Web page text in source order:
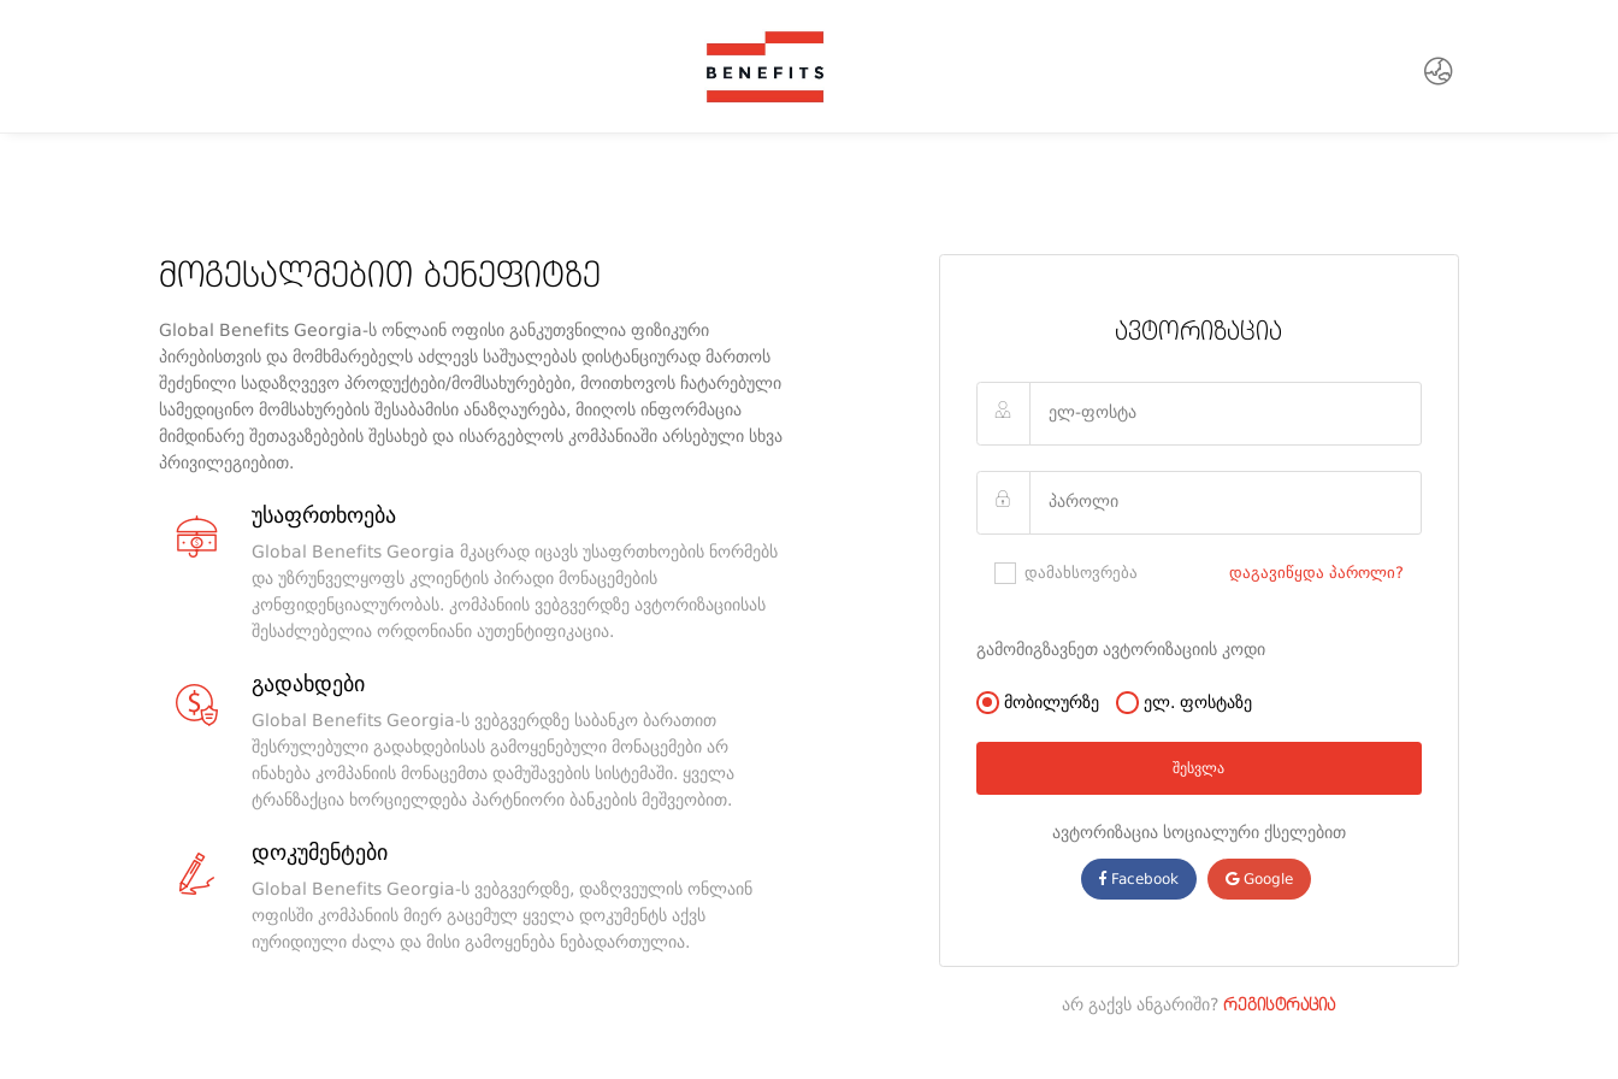
ᲐᲕᲢᲝᲠᲘᲖᲐᲪᲘᲐ
დამახსოვრება დაგავიწყდა პაროლი?
გამომიგზავნეთ ავტორიზაციის კოდი
მობილურზე ელ. ფოსტაზე
შესვლა
ავტორიზაცია სოციალური ქსელებით
Facebook Google
არ გაქვს ანგარიში?რეგისტრაცია
ᲛᲝᲒᲔᲡᲐᲚᲛᲔᲑᲘᲗ ᲑᲔᲜᲔᲤᲘᲢᲖᲔ
Global Benefits Georgia-ს ონლაინ ოფისი განკუთვნილია ფიზიკური
პირებისთვის და მომხმარებელს აძლევს საშუალებას დისტანციურად მართოს
შეძენილი სადაზღვევო პროდუქტები/მომსახურებები, მოითხოვოს ჩატარებული
სამედიცინო მომსახურების შესაბამისი ანაზღაურება, მიიღოს ინფორმაცია
მიმდინარე შეთავაზებების შესახებ და ისარგებლოს კომპანიაში არსებული სხვა
პრივილეგიებით.
უსაფრთხოება
Global Benefits Georgia მკაცრად იცავს უსაფრთხოების ნორმებს
და უზრუნველყოფს კლიენტის პირადი მონაცემების
კონფიდენციალურობას. კომპანიის ვებგვერდზე ავტორიზაციისას
შესაძლებელია ორდონიანი აუთენტიფიკაცია.
გადახდები
Global Benefits Georgia-ს ვებგვერდზე საბანკო ბარათით
შესრულებული გადახდებისას გამოყენებული მონაცემები არ
ინახება კომპანიის მონაცემთა დამუშავების სისტემაში. ყველა
ტრანზაქცია ხორციელდება პარტნიორი ბანკების მეშვეობით.
დოკუმენტები
Global Benefits Georgia-ს ვებგვერდზე, დაზღვეულის ონლაინ
ოფისში კომპანიის მიერ გაცემულ ყველა დოკუმენტს აქვს
იურიდიული ძალა და მისი გამოყენება ნებადართულია.